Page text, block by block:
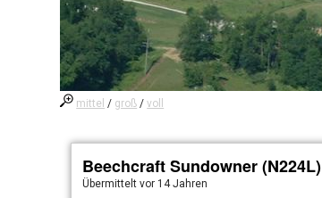
mittel / groß /voll
Beechcraft Sundowner (N224L)
Übermitteltvor 14 Jahren